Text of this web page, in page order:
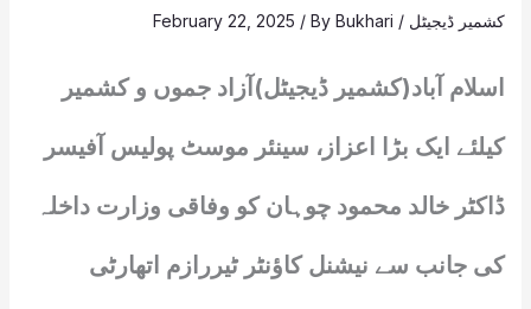
کشمیر ڈیجیٹل /
February 22, 2025 / ByBukhari
اسلام آباد(کشمیر ڈیجیٹل)آزاد جموں و کشمیر
کیلئے ایک بڑا اعزاز، سینئر موسٹ پولیس آفیسر
ڈاکٹر خالد محمود چوہان کو وفاقی وزارت داخلہ
کی جانب سے نیشنل کاؤنٹر ٹیررازم اتھارٹی